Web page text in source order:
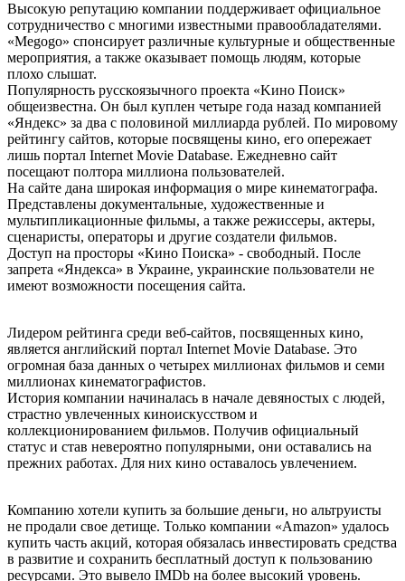
Высокую репутацию компании поддерживает официальное
сотрудничество с многими известными правообладателями.
«Меgоgо» спонсирует различные культурные и общественные
мероприятия, а также оказывает помощь людям, которые
плохо слышат.
Популярность русскоязычного проекта «Kинo Пoиcк»
общеизвестна. Он был куплен четыре года назад компанией
«Яндекс» за два с половиной миллиарда рублей. По мировому
рейтингу сайтов, которые посвящены кино, его опережает
лишь портал Internet Movie Database. Ежедневно сайт
посещают полтора миллиона пользователей.
На сайте дана широкая информация о мире кинематографа.
Представлены документальные, художественные и
мультипликационные фильмы, а также режиссеры, актеры,
сценаристы, операторы и другие создатели фильмов.
Доступ на просторы «Кино Поиска» - свободный. После
запрета «Яндекса» в Украине, украинские пользователи не
имеют возможности посещения сайта.
Лидером рейтинга среди веб-сайтов, посвященных кино,
является английский портал Internet Movie Database. Это
огромная база данных о четырех миллионах фильмов и семи
миллионах кинематографистов.
История компании начиналась в начале девяностых с людей,
страстно увлеченных киноискусством и
коллекционированием фильмов. Получив официальный
статус и став невероятно популярными, они оставались на
прежних работах. Для них кино оставалось увлечением.
Компанию хотели купить за большие деньги, но альтруисты
не продали свое детище. Только компании «Amazon» удалось
купить часть акций, которая обязалась инвестировать средства
в развитие и сохранить бесплатный доступ к пользованию
ресурсами. Это вывело IMDb на более высокий уровень.